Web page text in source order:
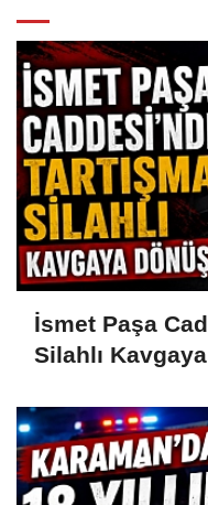
İsmet Paşa
Silahlı